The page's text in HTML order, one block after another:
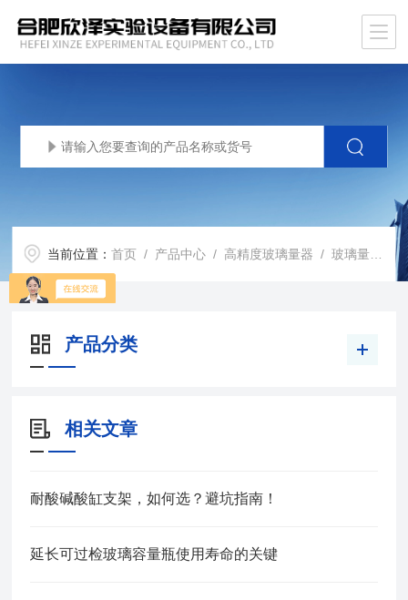
当前位置：首页 / 产品中心 / 高精度玻璃量器 /玻璃量器类
产品分类
相关文章
耐酸碱酸缸支架，如何选？避坑指南！
延长可过检玻璃容量瓶使用寿命的关键